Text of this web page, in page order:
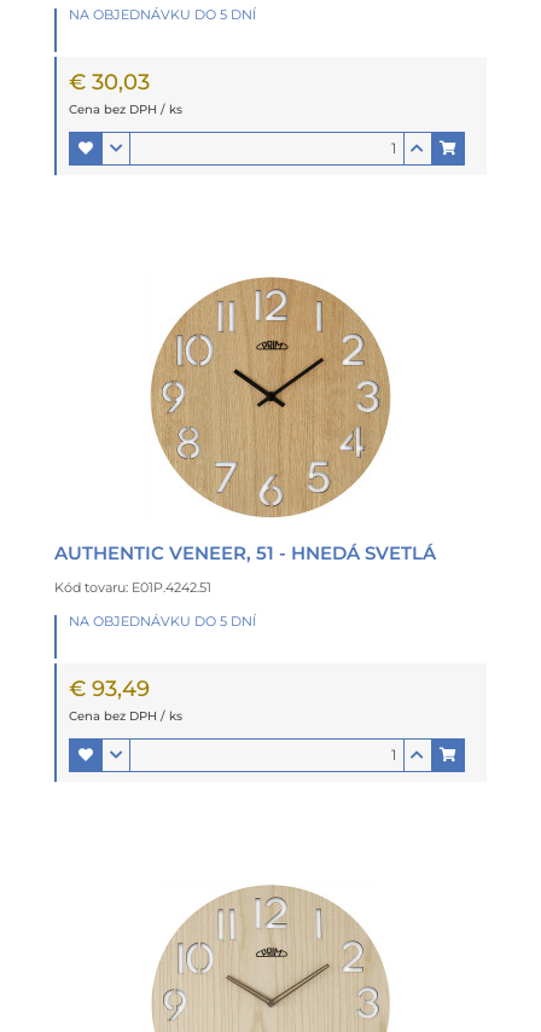
NA OBJEDNÁVKU DO 5 DNÍ
€ 30,03
Cena bez DPH / ks
AUTHENTIC VENEER, 51 - HNEDÁ SVETLÁ
Kód tovaru: E01P.4242.51
NA OBJEDNÁVKU DO 5 DNÍ
€ 93,49
Cena bez DPH / ks